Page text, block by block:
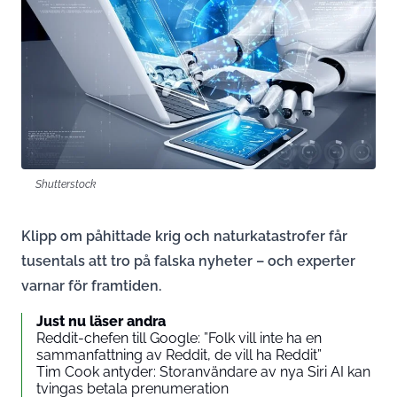
Shutterstock
Klipp om påhittade krig och naturkatastrofer får
tusentals att tro på falska nyheter – och experter
varnar för framtiden.
Just nu läser andra
Reddit-chefen till Google: ”Folk vill inte ha en
sammanfattning av Reddit, de vill ha Reddit”
Tim Cook antyder: Storanvändare av nya Siri AI kan
tvingas betala prenumeration